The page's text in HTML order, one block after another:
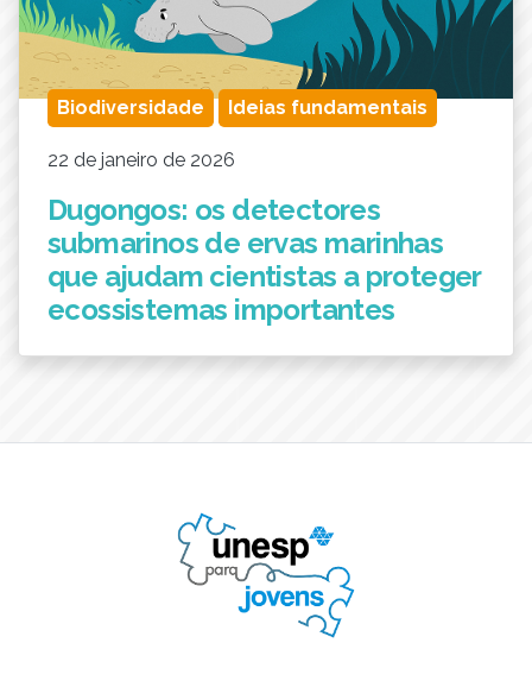
Biodiversidade Ideias fundamentais
22 de janeiro de 2026
Dugongos: os detectores
submarinos de ervas marinhas
que ajudam cientistas a proteger
ecossistemas importantes